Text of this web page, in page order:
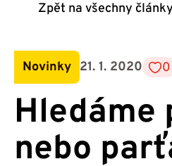
Zpět na všechny články
Novinky 21. 1. 2020 0
Hledáme
nebo